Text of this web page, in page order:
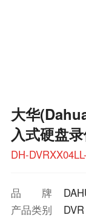
大华
入式硬盘
DH-
品牌
产品类别
DVR